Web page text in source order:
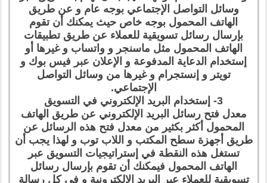
وسائل التواصل الإجتماعي بوجه عام و عن طريق
الهاتف المحمول بوجه خاص حيث يمكنك أن تقوم
بإرسال رسائل تسويقية للعملاء عن طريق تطبيقات
الهاتف المحمول مثل ماسنجر و واتساب و غيرها أو
إستخدام الدعاية المدفوعة و الإعلان عبر فيس بوك و
تويتر و إنستجرام و غيرها من وسائل التواصل
الإجتماعي.
3- إستخدام البريد الإلكتروني في التسويق
معدل فتح رسائل البريد الإلكتروني عن طريق الهاتف
المحمول أكثر بكثير من معدل فتح هذه الرسائل عن
طريق أجهزة سطح المكتب و اللاب توب و لهذا يجب أن
تستغل هذه النقطة في إستراتيجيات التسويق عبر
الهاتف المحمول فيمكنك أن تقوم بإرسال رسائل
تسويقية للعملاء عبر البريد الإلكترونية و في كل رسالة